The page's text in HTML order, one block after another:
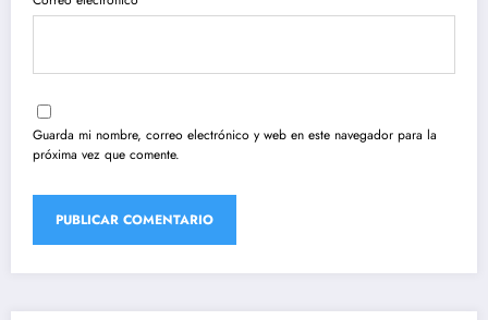
Guarda mi nombre, correo electrónico y web en este navegador para la
próxima vez que comente.